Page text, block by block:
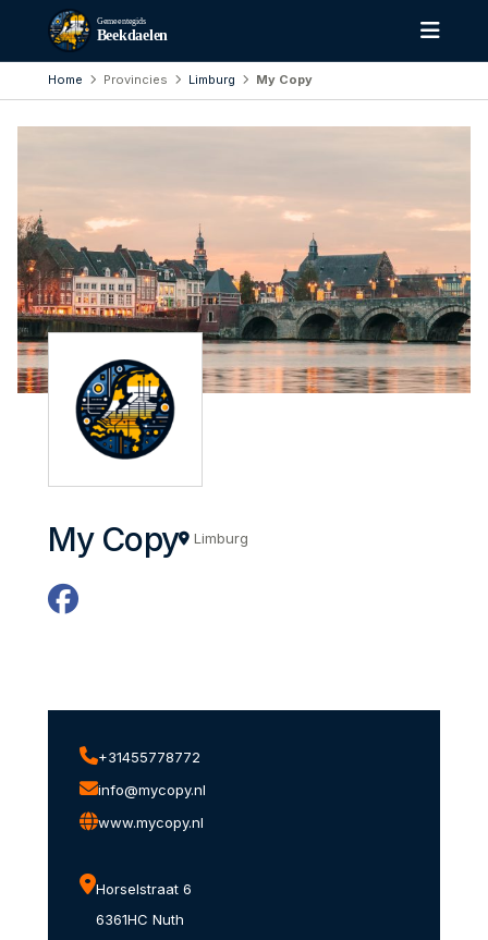
Gemeentegids
Beekdaelen
Home Provincies Limburg My Copy
My Copy Limburg
+31455778772
info@mycopy.nl
www.mycopy.nl
Horselstraat 6
6361HC Nuth